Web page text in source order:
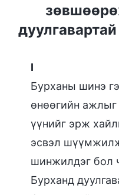
I
Бурханы шинэ
өнөөгийн ажлыг
үүнийг эрж
эсвэл
шинжилдэг бол
Бурханд